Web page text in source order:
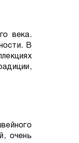
века.
В
очень